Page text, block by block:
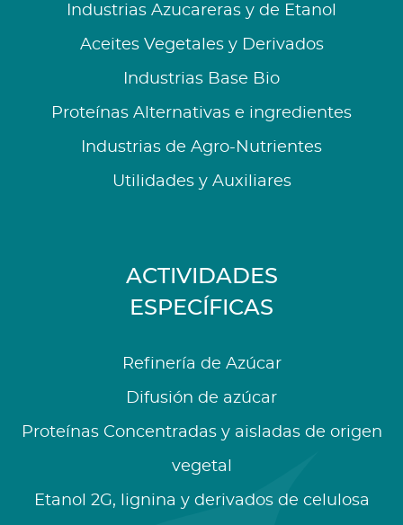
Industrias Azucareras y de Etanol
Aceites Vegetales y Derivados
Industrias Base Bio
Proteínas Alternativas e ingredientes
Industrias de Agro-Nutrientes
Utilidades y Auxiliares
ACTIVIDADES
ESPECÍFICAS
Refinería de Azúcar
Difusión de azúcar
Proteínas Concentradas y aisladas de origen
vegetal
Etanol 2G, lignina y derivados de celulosa